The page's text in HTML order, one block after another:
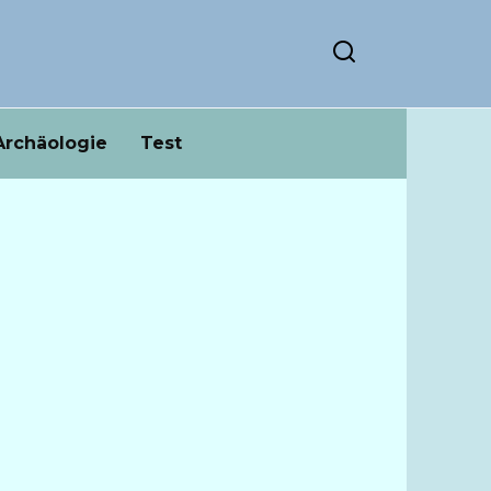
Test